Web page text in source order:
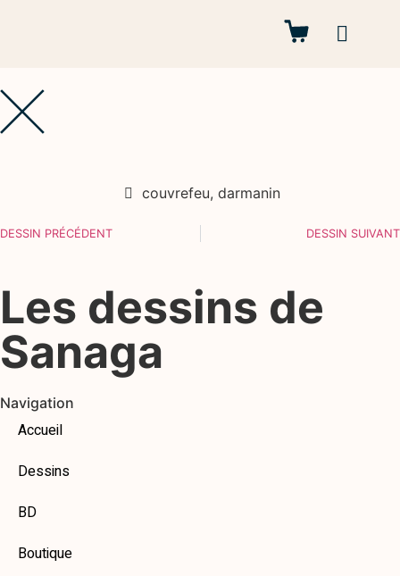
couvrefeu, darmanin
DESSIN PRÉCÉDENT DESSIN SUIVANT
Les dessins de
Sanaga
Navigation
Accueil
Dessins
BD
Boutique